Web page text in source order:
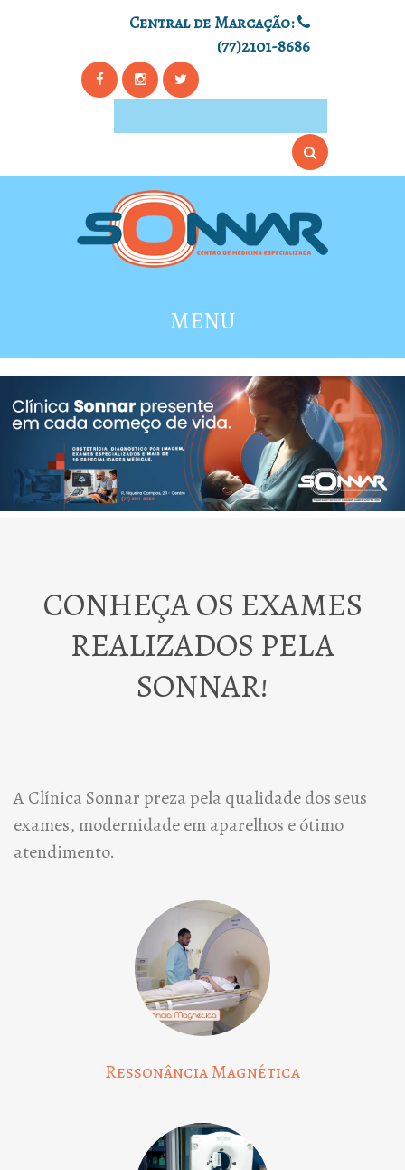
Central de Marcação:
(77)2101-8686
MENU
CONHEÇA OS EXAMES
REALIZADOS PELA
SONNAR!
A Clínica Sonnar preza pela qualidade dos seus
exames, modernidade em aparelhos e ótimo
atendimento.
Ressonância Magnética